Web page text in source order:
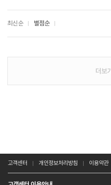
최신순 별점순
더보기
고객센터 개인정보처리방침 이용약관